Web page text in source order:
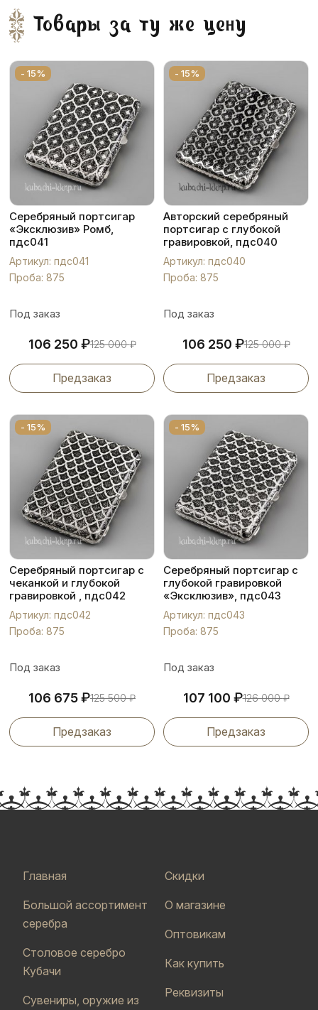
Товары за ту же цену
- 15%
Серебряный портсигар
«Эксклюзив» Ромб,
пдс041
Артикул: пдс041
Проба: 875
Под заказ
106 250 ₽125 000₽
Предзаказ
- 15%
Авторский серебряный
портсигар с глубокой
гравировкой, пдс040
Артикул: пдс040
Проба: 875
Под заказ
106 250 ₽125 000₽
Предзаказ
- 15%
Серебряный портсигар с
чеканкой и глубокой
гравировкой , пдс042
Артикул: пдс042
Проба: 875
Под заказ
106 675₽125 500₽
Предзаказ
- 15%
Серебряный портсигар с
глубокой гравировкой
«Эксклюзив», пдс043
Артикул: пдс043
Проба: 875
Под заказ
107 100 ₽126 000₽
Предзаказ
Главная
Большой ассортимент
серебра
Столовое серебро
Кубачи
Сувениры, оружие из
Скидки
О магазине
Оптовикам
Как купить
Реквизиты